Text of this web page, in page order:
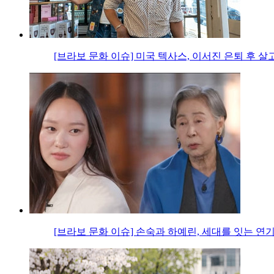
[브라보 문화 이슈] 미국 텍사스, 이서진 은퇴 후 살
[브라보 문화 이슈] 손숙과 하예린, 세대를 잇는 연